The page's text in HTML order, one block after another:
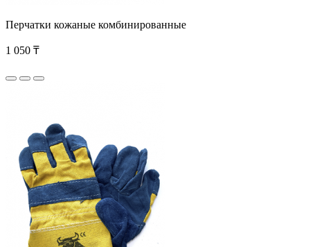
Перчатки кожаные комбинированные
1 050 ₸